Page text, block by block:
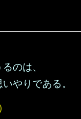
のは、
やりである。
）